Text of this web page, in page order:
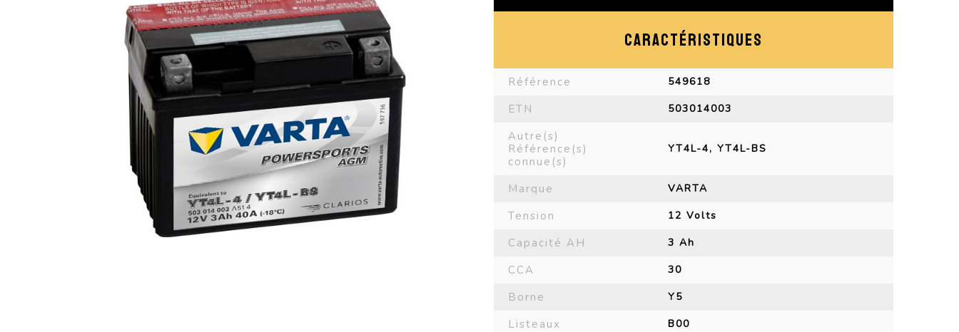
CARACTÉRISTIQUES
Référence 549618
ETN 503014003
Autre(s)
Référence(s)
connue(s)
YT4L-4, YT4L-BS
Marque VARTA
Tension 12 Volts
Capacité AH 3 Ah
CCA 30
Borne Y5
Listeaux B00